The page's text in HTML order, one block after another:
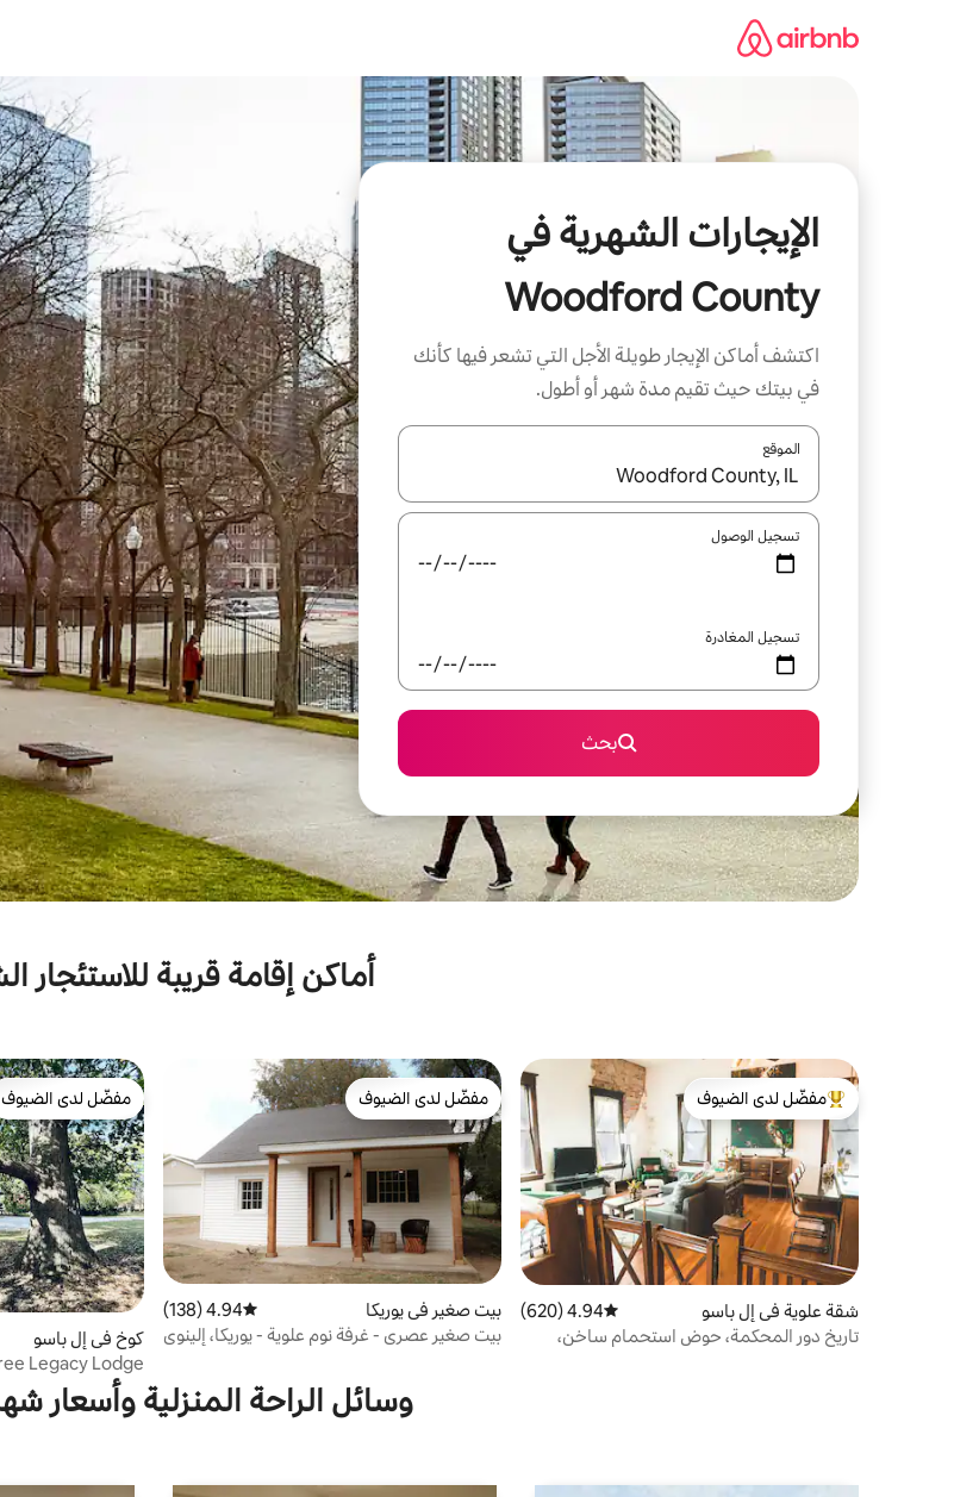
الإيجارات الشهرية في
Woodford County
اكتشف أماكن الإيجار طويلة الأجل التي تشعر فيها كأنك
في بيتك حيث تقيم مدة شهر أو أطول.
الموقع
عند توفر النتائج، انتقل باستخدام السهمين لأعلى ولأسفل أو استكشف عن طريق اللمس أو السحب.
تسجيل الوصول
تسجيل المغادرة
بحث
أماكن إقامة قريبة للاستئجار
من أبرز البيوت المفضّلة لدى الضيوف
مفضّل لدى الضيوف
شقة علوية في إل باسو متوسط التقييم 4.94 من 5، 620 مراجعات
4.94 (620)
تاريخ دور المحكمة، حوض استحمام ساخن،
مفضّل لدى الضيوف
مفضّل لدى الضيوف
بيت صغير في يوريكا متوسط التقييم 4.94 من 5، 138 مراجعات
4.94 (138)
بيت صغير عصري - غرفة نوم علوية - يوريكا، إلينوي
مفضّل لدى الضيوف
مفضّل لدى الضيوف
كوخ في إل باسو
شكل كوخ خشبي
وسائل الراحة المنزلية وأسعار